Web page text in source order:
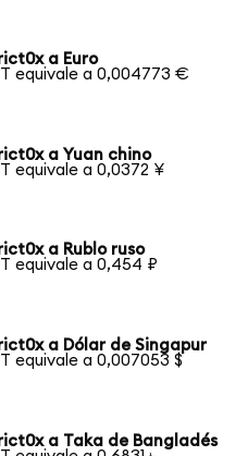
a Euro
equivale a 0,004773 €
a Yuan chino
equivale a 0,0372 ¥
a Rublo ruso
equivale a 0,454 ₽
a Dólar de Singapur
equivale a 0,007053 $
a Taka de Bangladés